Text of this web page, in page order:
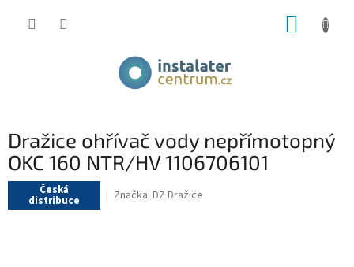
Dražice ohřívač vody nepřímotopný
OKC 160 NTR/HV 1106706101
Česká
distribuce Značka: DZ Dražice